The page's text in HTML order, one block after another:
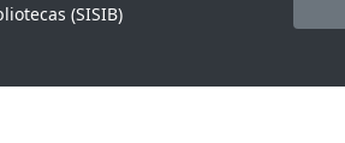
(SISIB)